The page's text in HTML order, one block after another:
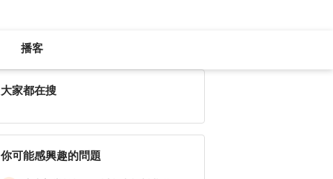
播客
大家都在搜
你可能感興趣的問題